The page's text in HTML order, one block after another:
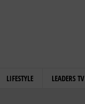
LIFESTYLE LEADERS TV